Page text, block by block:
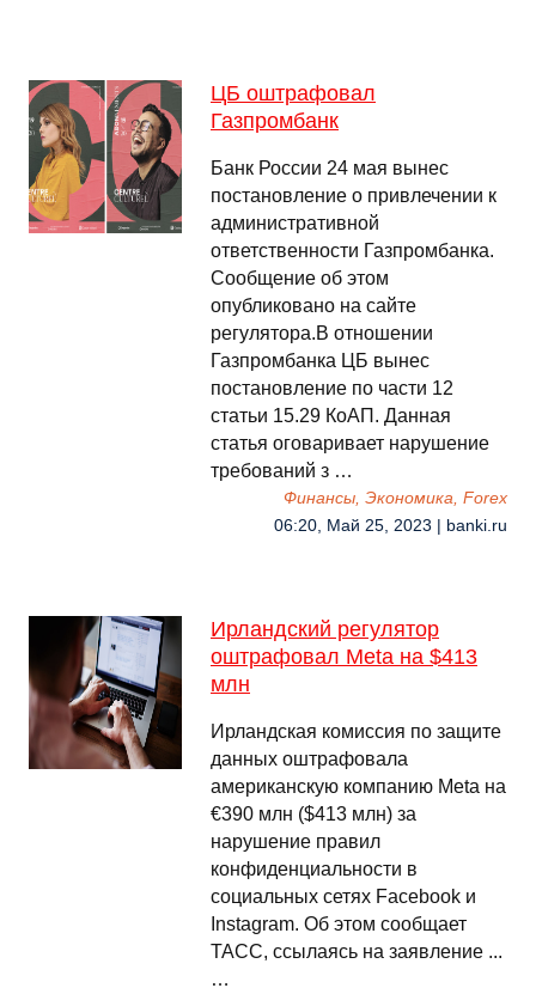
ЦБ оштрафовал
Газпромбанк
Банк России 24 мая вынес
постановление о привлечении к
административной
ответственности Газпромбанка.
Сообщение об этом
опубликовано на сайте
регулятора.В отношении
Газпромбанка ЦБ вынес
постановление по части 12
статьи 15.29 КоАП. Данная
статья оговаривает нарушение
требований з …
Финансы, Экономика, Forex
06:20, Май 25, 2023 | banki.ru
Ирландский регулятор
оштрафовал Meta на $413
млн
Ирландская комиссия по защите
данных оштрафовала
американскую компанию Meta на
€390 млн ($413 млн) за
нарушение правил
конфиденциальности в
социальных сетях Facebook и
Instagram. Об этом сообщает
ТАСС, ссылаясь на заявление ...
…